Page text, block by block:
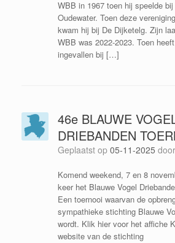
WBB in 1967 toen hij speelde
Oudewater. Toen deze
kwam hij bij De Dijketelg. Zijn
WBB was 2022-2023. Toen
ingevallen bij […]
46e BLAUWE
DRIEBANDEN
Geplaatst op 05-11-2025 door
Komend weekend, 7 en 8
keer het Blauwe Vogel
Een toernooi waarvan de
sympathieke stichting Blauwe
wordt. Klik hier voor het affiche
website van de stichting